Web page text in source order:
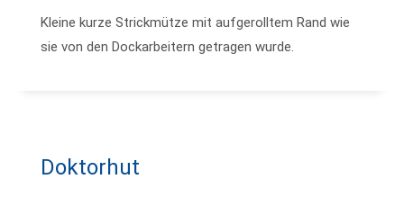
Kleine kurze Strickmütze mit aufgerolltem Rand wie
sie von den Dockarbeitern getragen wurde.
Doktorhut